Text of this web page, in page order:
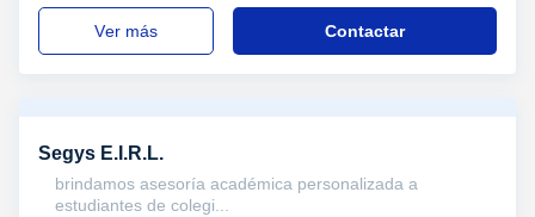
Ajedrez, TOEFL, Tesis, Refuerzo, Todos los cursos,
Jardinería, Educación, TDAH Trastorno por déficit de
atención, Tributación práctica, Marketing
ver más Contactar
Segys E.I.R.L.
brindamos asesoría académica personalizada a
estudiantes de colegi...